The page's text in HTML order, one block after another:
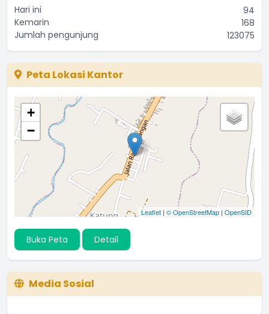
Hari ini
94
Kemarin
168
Jumlah pengunjung
123075
Peta Lokasi Kantor
+
−
Leaflet | © OpenStreetMap | OpenSID
Buka Peta Detail
Media Sosial